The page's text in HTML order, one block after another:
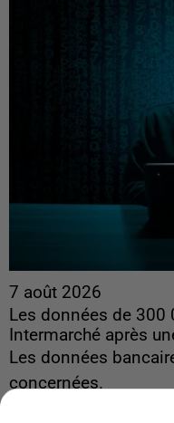
7 août 2026
Les données de 300
Intermarché après
Les données
concernées.